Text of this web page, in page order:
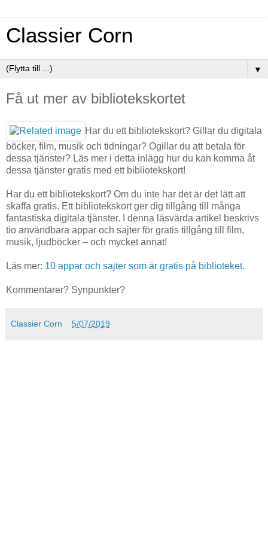
Classier Corn
▼
Få ut mer av bibliotekskortet
Har du ett bibliotekskort? Gillar du digitala
böcker, film, musik och tidningar? Ogillar du att betala för
dessa tjänster? Läs mer i detta inlägg hur du kan komma åt
dessa tjänster gratis med ett bibliotekskort!
Har du ett bibliotekskort? Om du inte har det är det lätt att
skaffa gratis. Ett bibliotekskort ger dig tillgång till många
fantastiska digitala tjänster. I denna läsvärda artikel beskrivs
tio användbara appar och sajter för gratis tillgång till film,
musik, ljudböcker – och mycket annat!
Läs mer: 10 appar och sajter som är gratis på biblioteket.
Kommentarer? Synpunkter?
Classier Corn 5/07/2019